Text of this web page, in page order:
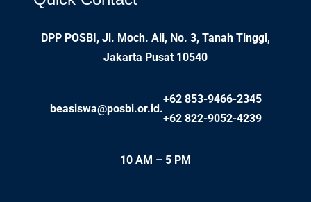
DPP POSBI, Jl. Moch. Ali, No. 3, Tanah Tinggi,
Jakarta Pusat 10540
beasiswa@posbi.or.id.
+62 853-9466-2345
+62 822-9052-4239
10 AM – 5 PM